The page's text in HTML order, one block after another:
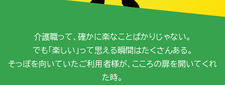
介護職って、確かに楽なことばかりじゃない。
でも「楽しい」って思える瞬間はたくさんある。
そっぽを向いていたご利用者様が、こころの扉を開いてくれ
た時。